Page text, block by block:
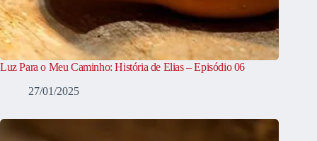
Luz Para o Meu Caminho: História de Elias – Episódio 06
27/01/2025